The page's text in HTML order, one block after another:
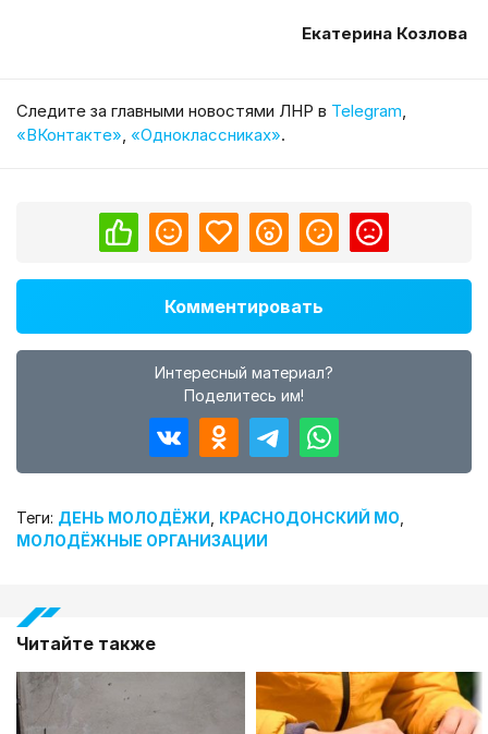
Екатерина Козлова
Cледите за главными новостями ЛНР в Telegram,
«ВКонтакте», «Одноклассниках».
Комментировать
Интересный материал?
Поделитесь им!
Теги: ДЕНЬ МОЛОДЁЖИ КРАСНОДОНСКИЙ МО
МОЛОДЁЖНЫЕ ОРГАНИЗАЦИИ
Читайте также